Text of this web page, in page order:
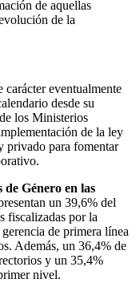
de aquellas
de la
eventualmente
desde su
los Ministerios
de la ley
privado para fomentar
Género en las
un 39,6% del
fiscalizadas por la
de primera línea
Además, un 36,4% de
y un 35,4%
nivel.